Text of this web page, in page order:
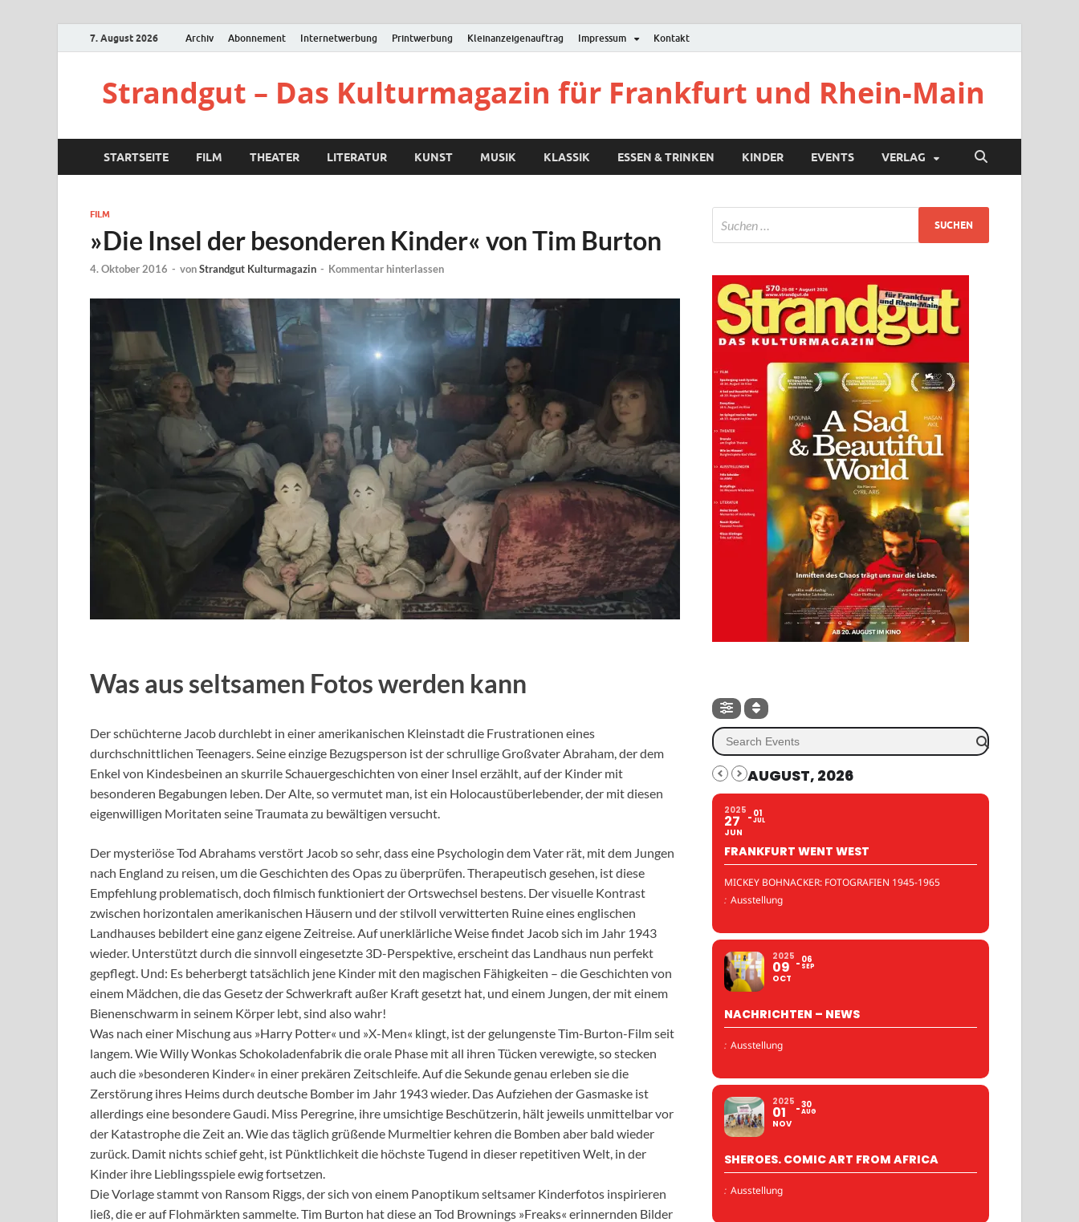
7. August 2026 Archiv Abonnement Internetwerbung Printwerbung Kleinanzeigenauftrag Impressum Kontakt
Strandgut – Das Kulturmagazin für Frankfurt und Rhein-Main
STARTSEITE FILM THEATER LITERATUR KUNST MUSIK KLASSIK ESSEN & TRINKEN KINDER EVENTS VERLAG
FILM
»Die Insel der besonderen Kinder« von Tim Burton
4. Oktober 2016 - vonStrandgut Kulturmagazin - Kommentar hinterlassen
Was aus seltsamen Fotos werden kann
Der schüchterne Jacob durchlebt in einer amerikanischen Kleinstadt die Frustrationen eines
durchschnittlichen Teenagers. Seine einzige Bezugsperson ist der schrullige Großvater Abraham, der dem
Enkel von Kindesbeinen an skurrile Schauergeschichten von einer Insel erzählt, auf der Kinder mit
besonderen Begabungen leben. Der Alte, so vermutet man, ist ein Holocaustüberlebender, der mit diesen
eigenwilligen Moritaten seine Traumata zu bewältigen versucht.
Der mysteriöse Tod Abrahams verstört Jacob so sehr, dass eine Psychologin dem Vater rät, mit dem Jungen
nach England zu reisen, um die Geschichten des Opas zu überprüfen. Therapeutisch gesehen, ist diese
Empfehlung problematisch, doch filmisch funktioniert der Ortswechsel bestens. Der visuelle Kontrast
zwischen horizontalen amerikanischen Häusern und der stilvoll verwitterten Ruine eines englischen
Landhauses bebildert eine ganz eigene Zeitreise. Auf unerklärliche Weise findet Jacob sich im Jahr 1943
wieder. Unterstützt durch die sinnvoll eingesetzte 3D-Perspektive, erscheint das Landhaus nun perfekt
gepflegt. Und: Es beherbergt tatsächlich jene Kinder mit den magischen Fähigkeiten – die Geschichten von
einem Mädchen, die das Gesetz der Schwerkraft außer Kraft gesetzt hat, und einem Jungen, der mit einem
Bienenschwarm in seinem Körper lebt, sind also wahr!
Was nach einer Mischung aus »Harry Potter« und »X-Men« klingt, ist der gelungenste Tim-Burton-Film seit
langem. Wie Willy Wonkas Schokoladenfabrik die orale Phase mit all ihren Tücken verewigte, so stecken
auch die »besonderen Kinder« in einer prekären Zeitschleife. Auf die Sekunde genau erleben sie die
Zerstörung ihres Heims durch deutsche Bomber im Jahr 1943 wieder. Das Aufziehen der Gasmaske ist
allerdings eine besondere Gaudi. Miss Peregrine, ihre umsichtige Beschützerin, hält jeweils unmittelbar vor
der Katastrophe die Zeit an. Wie das täglich grüßende Murmeltier kehren die Bomben aber bald wieder
zurück. Damit nichts schief geht, ist Pünktlichkeit die höchste Tugend in dieser repetitiven Welt, in der
Kinder ihre Lieblingsspiele ewig fortsetzen.
Die Vorlage stammt von Ransom Riggs, der sich von einem Panoptikum seltsamer Kinderfotos inspirieren
ließ, die er auf Flohmärkten sammelte. Tim Burton hat diese an Tod Brownings »Freaks« erinnernden Bilder
AUGUST, 2026
2025
27
JUN
01
JUL
FRANKFURT WENT WEST
MICKEY BOHNACKER: FOTOGRAFIEN 1945-1965
: Ausstellung
2025
09
OCT
06
SEP
NACHRICHTEN – NEWS
: Ausstellung
2025
01
NOV
30
AUG
SHEROES. COMIC ART FROM AFRICA
: Ausstellung